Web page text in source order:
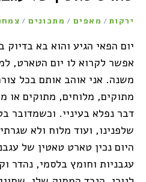
ירקות / מאפים / מתכונים /
יום הפאי הגיע והוא בא
אפשר לקרוא לו יום הטארט,
משנה. אני אוהב אותם בכל
מתוקים, מלוחים, מתוקים או
דבר נפלא בעיניי. וכשמדובר
שלפנינו, ועוד מלוח ולא
היום נכין טארט טאטין של
עגבניות וחומץ בלסמי, נהדר